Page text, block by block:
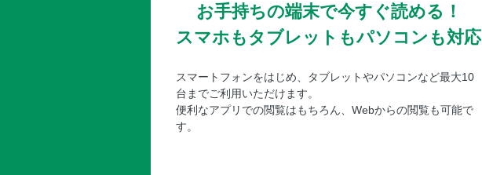
お手持ちの端末で今すぐ読める！
スマホもタブレットもパソコンも対応
スマートフォンをはじめ、タブレットやパソコンなど最大10
台までご利用いただけます。
便利なアプリでの閲覧はもちろん、Webからの閲覧も可能で
す。